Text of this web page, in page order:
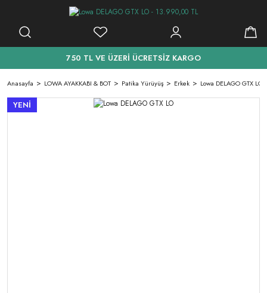
750 TL VE ÜZERİ ÜCRETSİZ KARGO
Anasayfa LOWA AYAKKABI & BOT Patika Yürüyüş Erkek Lowa DELAGO GTX LO
YENİ